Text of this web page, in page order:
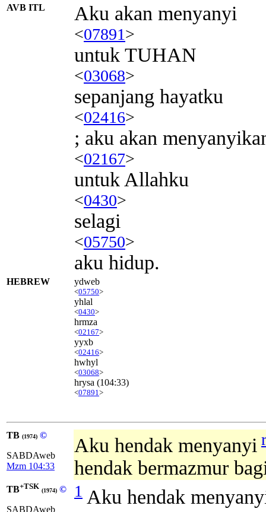
AVB ITL Aku akan menyanyi
<07891>
untuk TUHAN
<03068>
sepanjang hayatku
<02416>
; aku akan
<02167>
untuk Allahku
<0430>
selagi
<05750>
aku hidup.
HEBREW ydweb
<05750>
yhlal
<0430>
hrmza
<02167>
yyxb
<02416>
hwhyl
<03068>
hrysa (104:33)
<07891 >
TB (1974) ©
SABDAweb
Mzm 104:33
Aku hendak menyanyi r
hendak bermazmur
TB+TSK (1974) ©
SABDAweb
1 Aku hendak